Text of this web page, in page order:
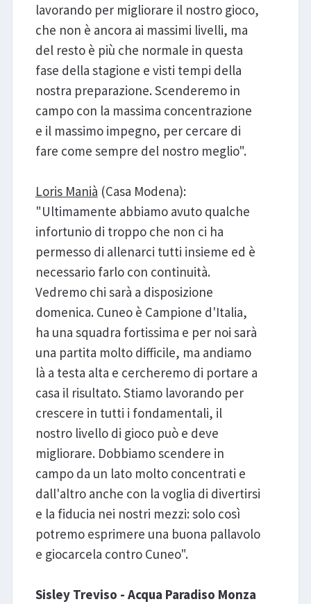
lavorando per migliorare il nostro gioco,
che non è ancora ai massimi livelli, ma
del resto è più che normale in questa
fase della stagione e visti tempi della
nostra preparazione. Scenderemo in
campo con la massima concentrazione
e il massimo impegno, per cercare di
fare come sempre del nostro meglio".
Loris Manià (Casa Modena):
"Ultimamente abbiamo avuto qualche
infortunio di troppo che non ci ha
permesso di allenarci tutti insieme ed è
necessario farlo con continuità.
Vedremo chi sarà a disposizione
domenica. Cuneo è Campione d'Italia,
ha una squadra fortissima e per noi sarà
una partita molto difficile, ma andiamo
là a testa alta e cercheremo di portare a
casa il risultato. Stiamo lavorando per
crescere in tutti i fondamentali, il
nostro livello di gioco può e deve
migliorare. Dobbiamo scendere in
campo da un lato molto concentrati e
dall'altro anche con la voglia di divertirsi
e la fiducia nei nostri mezzi: solo così
potremo esprimere una buona pallavolo
e giocarcela contro Cuneo".
Sisley Treviso - Acqua Paradiso Monza